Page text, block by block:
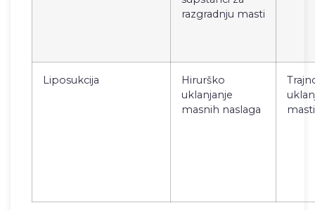
razgradnju masti
Liposukcija
Hirurško
uklanjanje
masnih naslaga
masti